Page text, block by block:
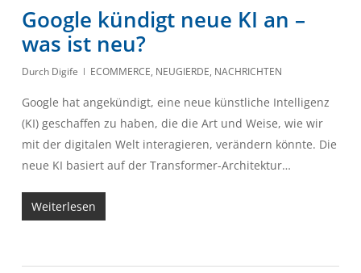
Google kündigt neue KI an –
was ist neu?
Durch Digife ECOMMERCE, NEUGIERDE, NACHRICHTEN
Google hat angekündigt, eine neue künstliche Intelligenz
(KI) geschaffen zu haben, die die Art und Weise, wie wir
mit der digitalen Welt interagieren, verändern könnte. Die
neue KI basiert auf der Transformer-Architektur…
Weiterlesen